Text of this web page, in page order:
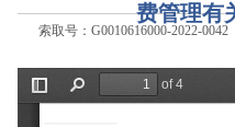
费管理有
索取号：G0010616000-2022-